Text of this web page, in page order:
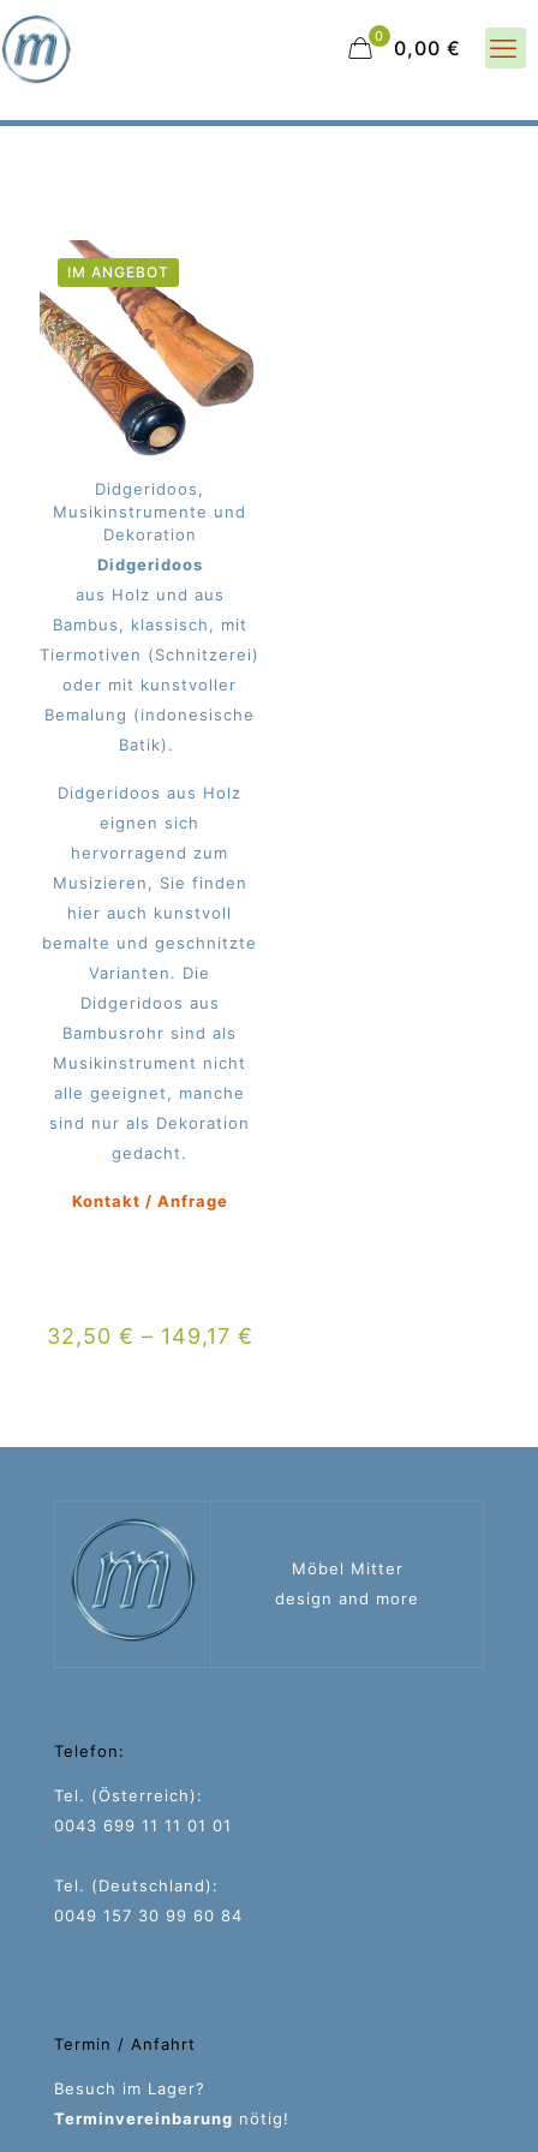
0 0,00 €
IM ANGEBOT
Didgeridoos,
Musikinstrumente und
Dekoration
Didgeridoos
aus Holz und aus
Bambus, klassisch, mit
Tiermotiven (Schnitzerei)
oder mit kunstvoller
Bemalung (indonesische
Batik).
Didgeridoos aus Holz
eignen sich
hervorragend zum
Musizieren, Sie finden
hier auch kunstvoll
bemalte und geschnitzte
Varianten. Die
Didgeridoos aus
Bambusrohr sind als
Musikinstrument nicht
alle geeignet, manche
sind nur als Dekoration
gedacht.
Kontakt / Anfrage
32,50 € – 149,17 €
Möbel Mitter
design and more
Telefon:
Tel. (Österreich):
0043 699 11 11 01 01
Tel. (Deutschland):
0049 157 30 99 60 84
Termin / Anfahrt
Besuch im Lager?
Terminvereinbarung nötig!